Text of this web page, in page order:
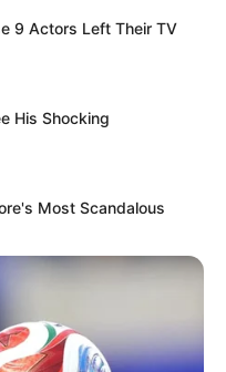
9 Actors Left Their TV
His Shocking
Most Scandalous